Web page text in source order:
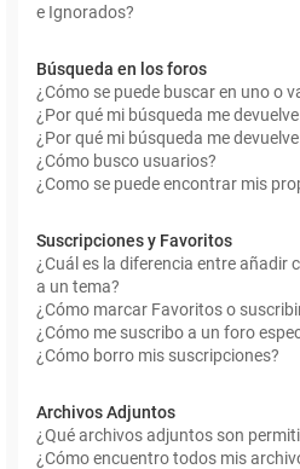
e Ignorados?
Búsqueda en los foros
¿Cómo se puede buscar en uno o
¿Por qué mi búsqueda me
¿Por qué mi búsqueda me
¿Cómo busco usuarios?
¿Como se puede encontrar mis
Suscripciones y Favoritos
¿Cuál es la diferencia entre añadir
a un tema?
¿Cómo marcar Favoritos o
¿Cómo me suscribo a un foro
¿Cómo borro mis suscripciones?
Archivos Adjuntos
¿Qué archivos adjuntos son
¿Cómo encuentro todos mis